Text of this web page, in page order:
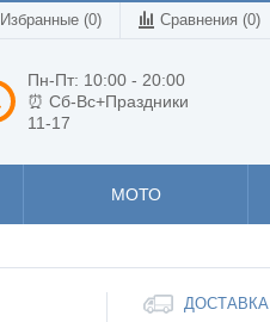
Избранные (0) Сравнения (0)
Пн-Пт: 10:00 - 20:00
⏰ Сб-Вс+Праздники
11-17
МОТО
ДОСТАВКА